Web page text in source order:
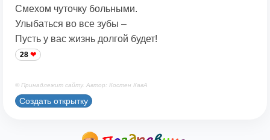
Смехом чуточку больными.
Улыбаться во все зубы –
Пусть у вас жизнь долгой будет!
28
© Принадлежит сайту. Автор: Костен КавА
Создать открытку